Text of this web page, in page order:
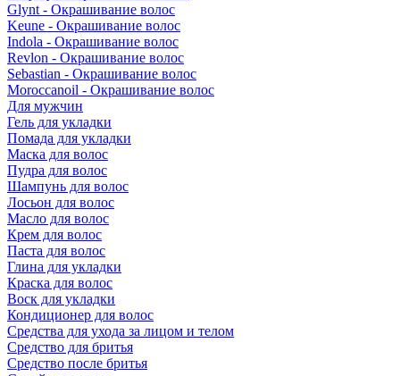
Glynt - Окрашивание волос
Keune - Окрашивание волос
Indola - Окрашивание волос
Revlon - Окрашивание волос
Sebastian - Окрашивание волос
Moroccanoil - Окрашивание волос
Для мужчин
Гель для укладки
Помада для укладки
Маска для волос
Пудра для волос
Шампунь для волос
Лосьон для волос
Масло для волос
Крем для волос
Паста для волос
Глина для укладки
Краска для волос
Воск для укладки
Кондиционер для волос
Средства для ухода за лицом и телом
Средство для бритья
Средство после бритья